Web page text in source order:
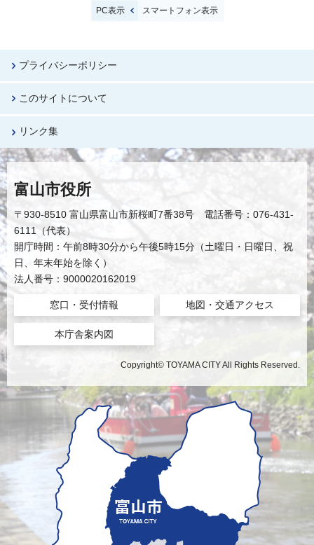
PC表示 スマートフォン表示
プライバシーポリシー
このサイトについて
リンク集
富山市役所
〒930-8510 富山県富山市新桜町7番38号 電話番号：076-431-
6111（代表）
開庁時間：午前8時30分から午後5時15分（土曜日・日曜日、祝
日、年末年始を除く）
法人番号：9000020162019
窓口・受付情報 地図・交通アクセス
本庁舎案内図
Copyright© TOYAMA CITY All Rights Reserved.